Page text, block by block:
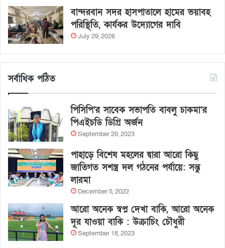
বান্দরবান সদর হাসপাতালে হামের ভয়াবহ
পরিস্থিতি, কার্যকর উদ্যোগের দাবি
July 29, 2026
সর্বাধিক পঠিত
পিসিপি’র সাবেক সভাপতি বাবলু চাকমা’র
পিএইচডি ডিগ্রি অর্জন
September 20, 2023
পাহাড়ে বিশেষ মহলের দ্বারা আরো কিছু
জাতিগত সশস্ত্র দল গঠনের পর্যায়ে: সন্তু
লারমা
December 5, 2022
আরো অনেক স্বপ্ন দেখা বাকি, আরো অনেক
দূর যাওয়া বাকি : উক্রাচিং চৌধুরী
September 18, 2023